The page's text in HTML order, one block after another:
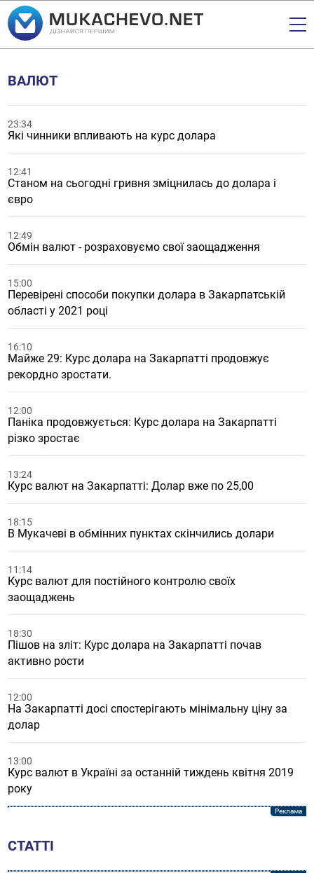
ВАЛЮТ
23:34
Які чинники впливають на курс долара
12:41
Станом на сьогодні гривня зміцнилась до долара і
євро
12:49
Обмін валют - розраховуємо свої заощадження
15:00
Перевірені способи покупки долара в Закарпатській
області у 2021 році
16:10
Майже 29: Курс долара на Закарпатті продовжує
рекордно зростати.
12:00
Паніка продовжується: Курс долара на Закарпатті
різко зростає
13:24
Курс валют на Закарпатті: Долар вже по 25,00
18:15
В Мукачеві в обмінних пунктах скінчились долари
11:14
Курс валют для постійного контролю своїх
заощаджень
18:30
Пішов на зліт: Курс долара на Закарпатті почав
активно рости
12:00
На Закарпатті досі спостерігають мінімальну ціну за
долар
13:00
Курс валют в Україні за останній тиждень квітня 2019
року
СТАТТІ